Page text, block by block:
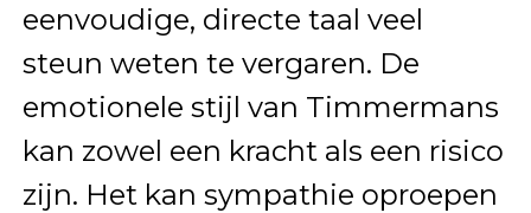
eenvoudige, directe taal veel
steun weten te vergaren. De
emotionele stijl van Timmermans
kan zowel een kracht als een risico
zijn. Het kan sympathie oproepen